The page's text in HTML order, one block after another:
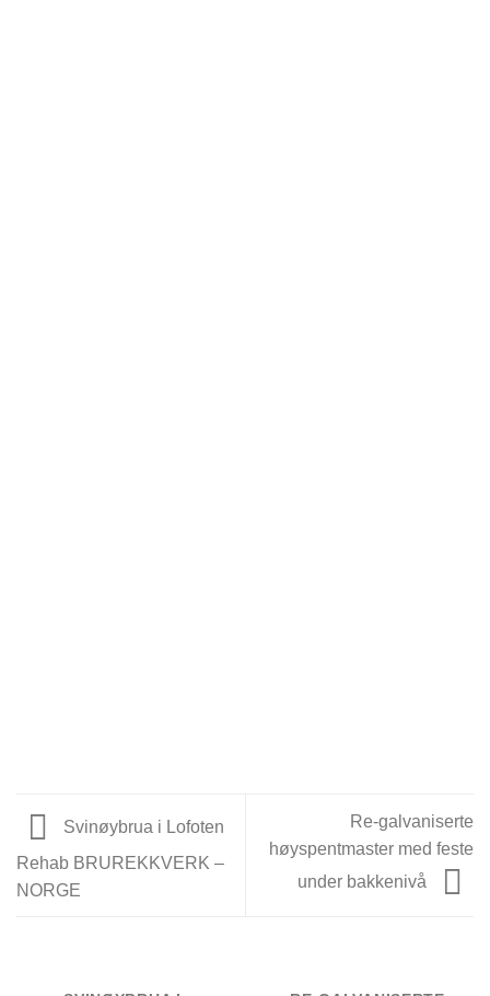
Svinøybrua i Lofoten
Rehab BRUREKKVERK –
NORGE
Re-galvaniserte
høyspentmaster med feste
under bakkenivå